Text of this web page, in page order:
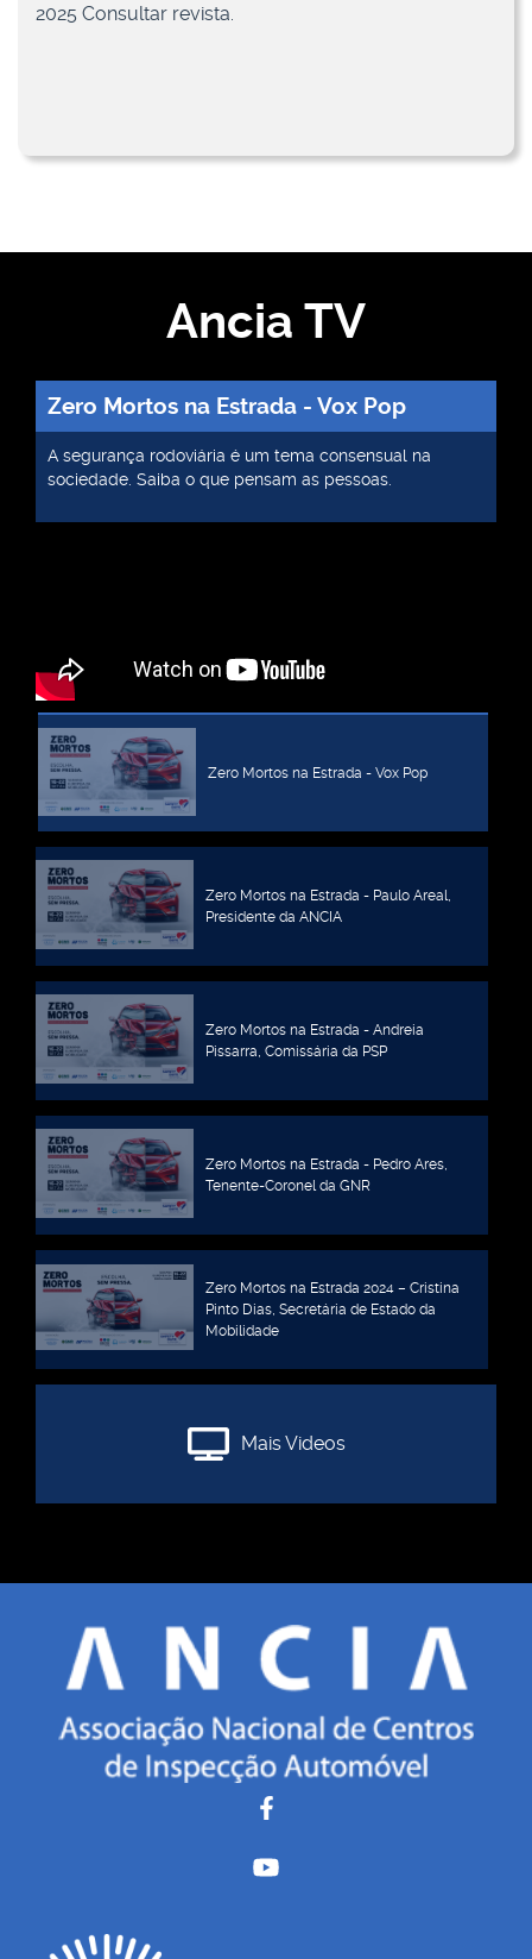
2025 Consultar revista.
Ancia TV
Zero Mortos na Estrada - Vox Pop
A segurança rodoviária é um tema consensual na
sociedade. Saiba o que pensam as pessoas.
Zero Mortos na Estrada - Vox Pop
Zero Mortos na Estrada - Paulo Areal,
Presidente da ANCIA
Zero Mortos na Estrada - Andreia
Pissarra, Comissária da PSP
Zero Mortos na Estrada - Pedro Ares,
Tenente-Coronel da GNR
Zero Mortos na Estrada 2024 – Cristina
Pinto Dias, Secretária de Estado da
Mobilidade
Mais Videos